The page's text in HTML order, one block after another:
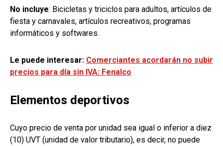
No incluye: Bicicletas y triciclos para adultos, artículos de
fiesta y carnavales, artículos recreativos, programas
informáticos y softwares.
Le puede interesar: Comerciantes acordarán no subir
precios para día sin IVA: Fenalco
Elementos deportivos
Cuyo precio de venta por unidad sea igual o inferior a diez
(10) UVT (unidad de valor tributario), es decir, no puede